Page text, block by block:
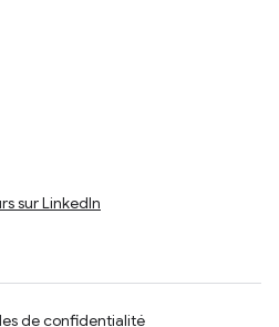
sur LinkedIn
de confidentialité